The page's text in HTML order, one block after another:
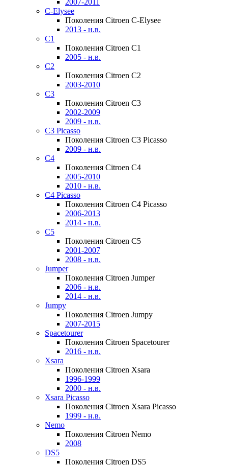
2007-2011
C-Elysee
Поколения Citroen C-Elysee
2013 - н.в.
C1
Поколения Citroen C1
2005 - н.в.
C2
Поколения Citroen C2
2003-2010
C3
Поколения Citroen C3
2002-2009
2009 - н.в.
C3 Picasso
Поколения Citroen C3 Picasso
2009 - н.в.
C4
Поколения Citroen C4
2005-2010
2010 - н.в.
C4 Picasso
Поколения Citroen C4 Picasso
2006-2013
2014 - н.в.
C5
Поколения Citroen C5
2001-2007
2008 - н.в.
Jumper
Поколения Citroen Jumper
2006 - н.в.
2014 - н.в.
Jumpy
Поколения Citroen Jumpy
2007-2015
Spacetourer
Поколения Citroen Spacetourer
2016 - н.в.
Xsara
Поколения Citroen Xsara
1996-1999
2000 - н.в.
Xsara Picasso
Поколения Citroen Xsara Picasso
1999 - н.в.
Nemo
Поколения Citroen Nemo
2008
DS5
Поколения Citroen DS5